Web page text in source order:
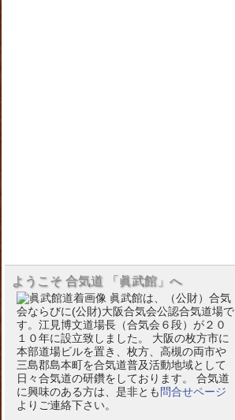
ようこそ 合気道 「眞武館」へ
眞武館は、（公財）合気
会ならびに(公財)大阪合気会公認合気道場で
す。江見博文道場長（合気会６段）が２０
１０年に設立致しました。 大阪の枚方市に
本部道場ビルを置き、枚方、高槻の両市や
三島郡島本町を合気道普及活動地域として
日々合気道の研鑽をしております。 合気道
に興味のある方は、是非とも 問合せページ
よりご連絡下さい。